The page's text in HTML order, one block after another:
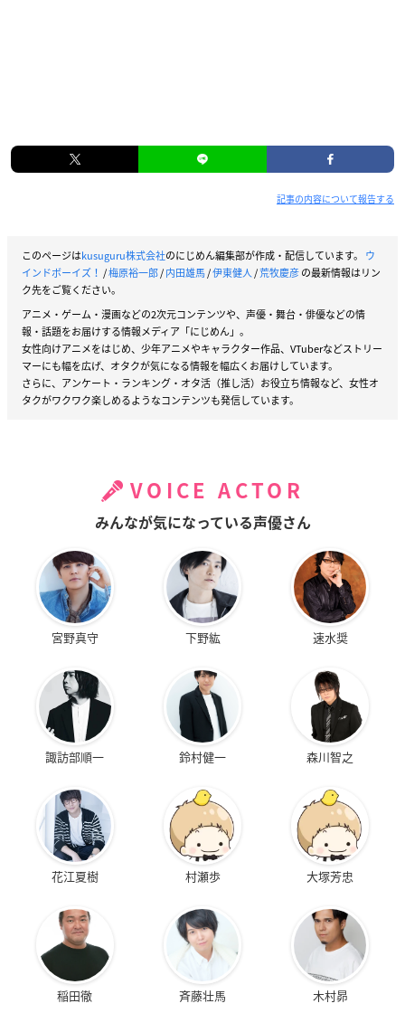
記事の内容について報告する
このページはkusuguru株式会社のにじめん編集部が作成・配信しています。 ウ
インドボーイズ！ /梅原裕一郎/内田雄馬/伊東健人/荒牧慶彦の最新情報はリン
ク先をご覧ください。
アニメ・ゲーム・漫画などの2次元コンテンツや、声優・舞台・俳優などの情
報・話題をお届けする情報メディア「にじめん」。
女性向けアニメをはじめ、少年アニメやキャラクター作品、VTuberなどストリー
マーにも幅を広げ、オタクが気になる情報を幅広くお届けしています。
さらに、アンケート・ランキング・オタ活（推し活）お役立ち情報など、女性オ
タクがワクワク楽しめるようなコンテンツも発信しています。
VOICE ACTOR
みんなが気になっている声優さん
宮野真守 下野紘 速水奨
諏訪部順一 鈴村健一 森川智之
花江夏樹 村瀬歩 大塚芳忠
稲田徹 斉藤壮馬 木村昴